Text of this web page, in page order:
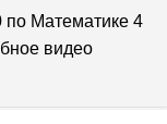
Математике 4
видео